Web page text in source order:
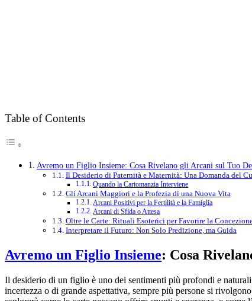
Table of Contents
Avremo un Figlio Insieme: Cosa Rivelano gli Arcani sul Tuo
Il Desiderio di Paternità e Maternità: Una Domanda del
Quando la Cartomanzia Interviene
Gli Arcani Maggiori e la Profezia di una Nuova Vita
Arcani Positivi per la Fertilità e la Famiglia
Arcani di Sfida o Attesa
Oltre le Carte: Rituali Esoterici per Favorire la
Interpretare il Futuro: Non Solo Predizione, ma Guida
Avremo un Figlio Insieme: Cosa
Il desiderio di un figlio è uno dei sentimenti più profondi e
incertezza o di grande aspettativa, sempre più persone si